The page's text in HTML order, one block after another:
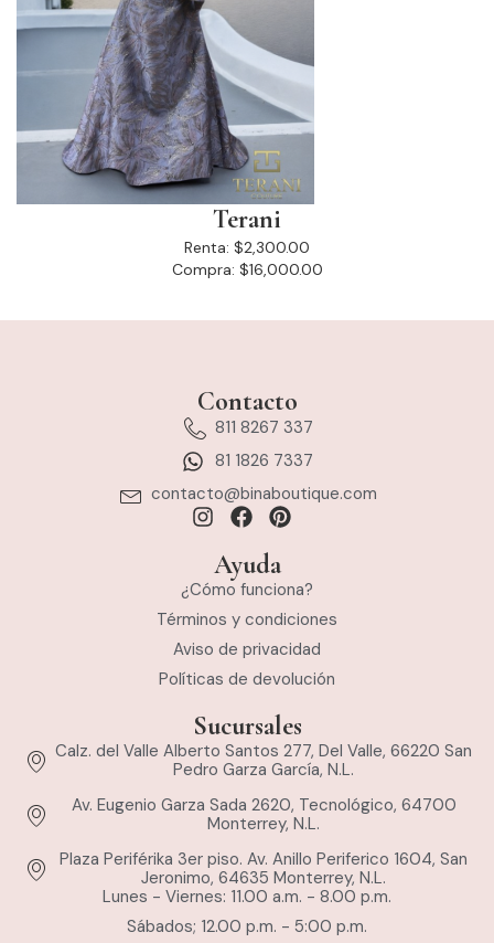
Terani
Renta: $2,300.00
Compra: $16,000.00
Contacto
811 8267 337
81 1826 7337
contacto@binaboutique.com
Ayuda
¿Cómo funciona?
Términos y condiciones
Aviso de privacidad
Políticas de devolución
Sucursales
Calz. del Valle Alberto Santos 277, Del Valle, 66220 San
Pedro Garza García, N.L.
Av. Eugenio Garza Sada 2620, Tecnológico, 64700
Monterrey, N.L.
Plaza Periférika 3er piso. Av. Anillo Periferico 1604, San
Jeronimo, 64635 Monterrey, N.L.
Lunes - Viernes: 11.00 a.m. - 8.00 p.m.
Sábados; 12.00 p.m. - 5:00 p.m.